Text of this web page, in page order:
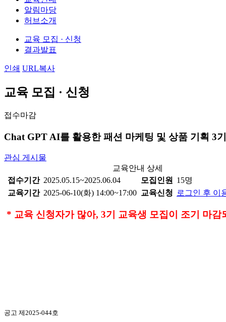
알림마당
허브소개
교육 모집 · 신청
결과발표
인쇄 URL복사
교육 모집 · 신청
접수마감
Chat GPT AI를 활용한 패션 마케팅 및 상품 기획 3기
관심 게시물
교육안내 상세
접수기간 2025.05.15~2025.06.04 모집인원
15명
교육기간 2025-06-10(화) 14:00~17:00 교육신청 로그인 후 이
* 교육 신청자가 많아, 3기 교육생 모집이 조기 마감
공고 제2025-044호